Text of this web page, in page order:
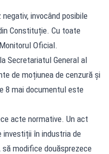
invocând posibile
Constituție. Cu toate
Oficial.
Secretariatul General al
de moțiunea de cenzură și
8 mai documentul este
acte normative. Un act
investiții în industria de
modifice douăsprezece